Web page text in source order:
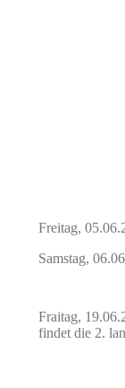
Freitag,
Samstag,
Fraitag,
findet die 2.